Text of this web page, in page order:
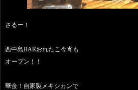
さるー！
西中島BARおれたこ今宵も
オープン！！
華金！自家製メキシカンで